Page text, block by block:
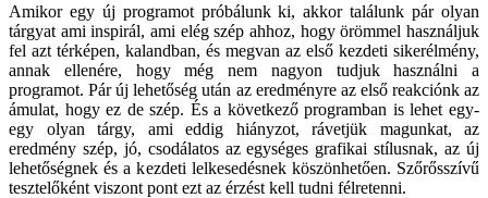
Amikor egy új programot próbálunk ki, akkor találunk pár olyan
tárgyat ami inspirál, ami elég szép ahhoz, hogy örömmel használjuk
fel azt térképen, kalandban, és megvan az első kezdeti sikerélmény,
annak ellenére, hogy még nem nagyon tudjuk használni a
programot. Pár új lehetőség után az eredményre az első reakciónk az
ámulat, hogy ez de szép. És a következő programban is lehet egy-
egy olyan tárgy, ami eddig hiányzot, rávetjük magunkat, az
eredmény szép, jó, csodálatos az egységes grafikai stílusnak, az új
lehetőségnek és a kezdeti lelkesedésnek köszönhetően. Szőrősszívű
tesztelőként viszont pont ezt az érzést kell tudni félretenni.